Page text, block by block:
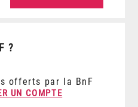
?
offerts par la BnF
UN COMPTE